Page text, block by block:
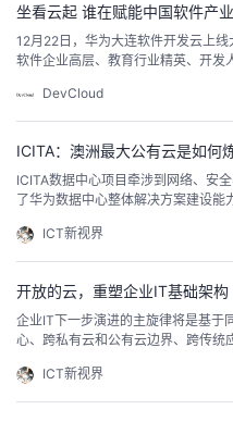
坐看云起 谁在赋能中国软件产业
12月22日，华为大连软件开发云上
软件企业高层、教育行业精英、开发
DevCloud
ICITA：澳洲最大公有云是如何
ICITA数据中心项目牵涉到网络、安
了华为数据中心整体解决方案建设能
ICT新视界
开放的云，重塑企业IT基础架构
企业IT下一步演进的主旋律将是基于
心、跨私有云和公有云边界、跨传统
ICT新视界